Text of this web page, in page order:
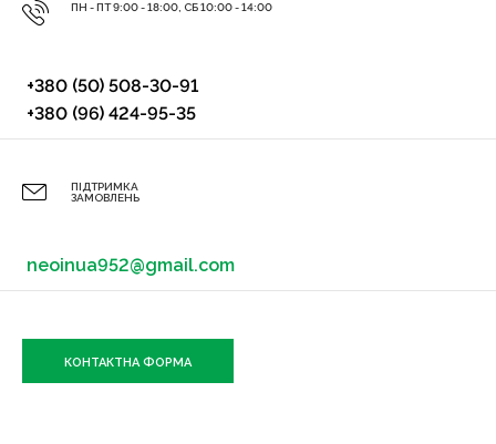
ПН - ПТ 9:00 - 18:00, СБ 10:00 - 14:00
+380 (50) 508-30-91
+380 (96) 424-95-35
ПІДТРИМКА
ЗАМОВЛЕНЬ
neoinua952@gmail.com
КОНТАКТНА ФОРМА